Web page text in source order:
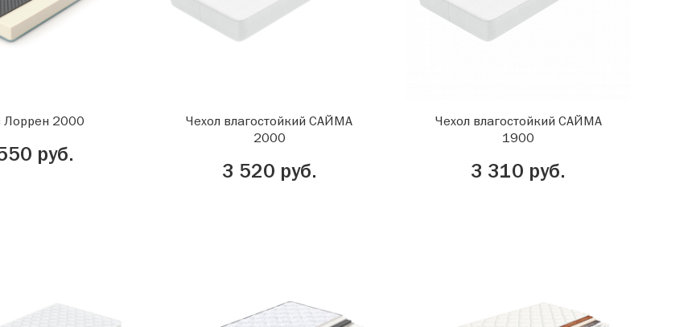
Лоррен 2000
руб.
Чехол влагостойкий САЙМА
2000
3 520 руб.
Чехол влагостойкий САЙМА
1900
3 310 руб.